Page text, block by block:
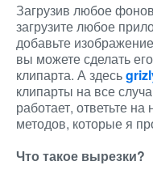
Загрузив любое
загрузите любое
добавьте
вы можете сделать
клипарта. А здесь
клипарты на все
работает, ответьте
методов, которые я
Что такое вырезки?